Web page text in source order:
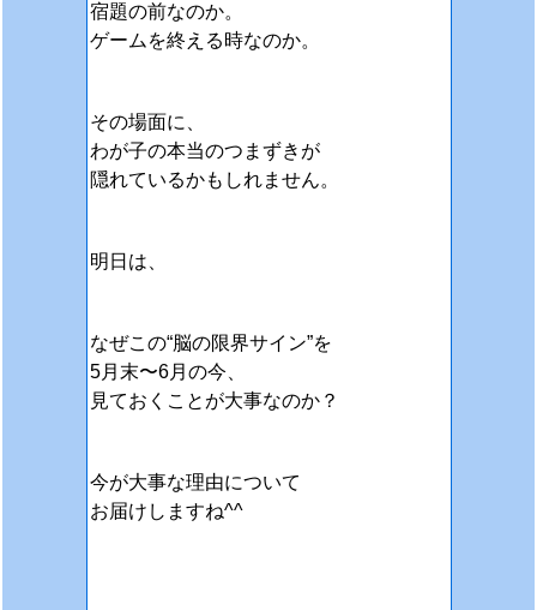
宿題の前なのか。
ゲームを終える時なのか。
その場面に、
わが子の本当のつまずきが
隠れているかもしれません。
明日は、
なぜこの“脳の限界サイン”を
5月末〜6月の今、
見ておくことが大事なのか？
今が大事な理由について
お届けしますね^^